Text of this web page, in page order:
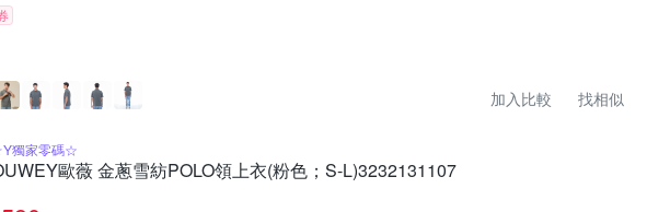
加入比較 找相似
獨家零碼☆
歐薇 金蔥雪紡POLO領上衣(粉色；S-L)3232131107